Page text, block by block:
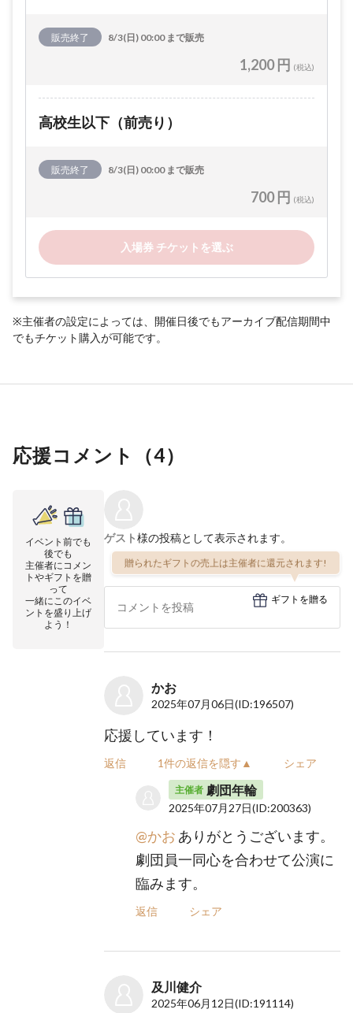
販売終了 8/3(日) 00:00 まで販売
1,200 円 (税込)
高校生以下（前売り）
販売終了 8/3(日) 00:00 まで販売
700 円 (税込)
入場券 チケットを選ぶ
※主催者の設定によっては、開催日後でもアーカイブ配信期間中
でもチケット購入が可能です。
応援コメント（4）
イベント前でも
後でも
主催者にコメン
トやギフトを贈
って
一緒にこのイベ
ントを盛り上げ
よう！
ゲスト様の投稿として表示されます。
贈られたギフトの売上は主催者に還元されます!
ギフトを贈る
かお
2025年07月06日(ID:196507)
応援しています！
返信 1件の返信を隠す▲ シェア
主催者 劇団年輪
2025年07月27日(ID:200363)
@かお ありがとうございます。
劇団員一同心を合わせて公演に
臨みます。
返信 シェア
及川健介
2025年06月12日(ID:191114)